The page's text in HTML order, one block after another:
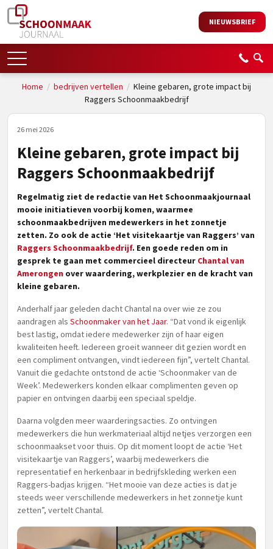
NIEUWSBRIEF
Home / bedrijven vertellen / Kleine gebaren, grote impact bij
Raggers Schoonmaakbedrijf
26 mei 2026
Kleine gebaren, grote impact bij
Raggers Schoonmaakbedrijf
Regelmatig ziet de redactie van Het Schoonmaakjournaal
mooie initiatieven voorbij komen, waarmee
schoonmaakbedrijven medewerkers in het zonnetje
zetten. Zo ook de actie ‘Het visitekaartje van Raggers’ van
Raggers Schoonmaakbedrijf. Een goede reden om in
gesprek te gaan met commercieel directeur Chantal van
Amerongen over waardering, werkplezier en de kracht van
kleine gebaren.
Anderhalf jaar geleden dacht Chantal na over wie ze zou
aandragen als Schoonmaker van het Jaar. “Dat vond ik eigenlijk
best lastig, omdat iedere medewerker zijn of haar eigen
kwaliteiten heeft. Iedereen groeit wanneer dit gezien wordt en
een compliment ontvangen, vindt iedereen fijn”, vertelt Chantal.
Vanuit die gedachte ontstond de actie ‘Schoonmaker van de
Week’. Medewerkers konden elkaar complimenten geven op
papier en ontvingen daarbij een speciaal speldje.
Daarna volgden meer waarderingsacties. Zo ontvingen
medewerkers die hun werkmateriaal altijd netjes verzorgen een
schoonmaakset voor thuis. Op dit moment loopt de actie ‘Het
visitekaartje van Raggers’, waarbij medewerkers die
representatief en herkenbaar in bedrijfskleding werken een
Raggers-badjas krijgen. “Het mooie van deze acties is dat je
steeds weer verschillende medewerkers in het zonnetje kunt
zetten”, vertelt Chantal.